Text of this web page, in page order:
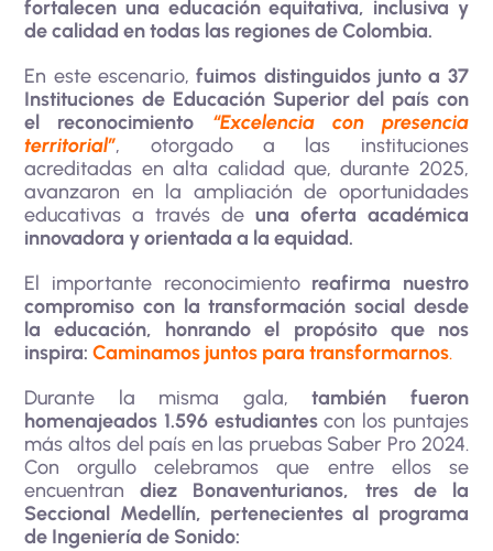
fortalecen una educación equitativa, inclusiva y
de calidad en todas las regiones de Colombia.
En este escenario,fuimos distinguidos junto a 37
Instituciones de Educación Superior del país con
el reconocimiento
“Excelencia con presencia
territorial”, otorgado a las instituciones
acreditadas en alta calidad que, durante 2025,
avanzaron en la ampliación de oportunidades
educativas a través de una oferta académica
innovadora y orientada a la equidad.
El importante reconocimientoreafirma nuestro
compromiso con la transformación social desde
la educación, honrando el propósito que nos
inspira:Caminamos juntos para transformarnos.
Durante la misma gala, también fueron
homenajeados 1.596 estudiantescon los puntajes
más altos del país en las pruebas Saber Pro 2024.
Con orgullo celebramos que entre ellos se
encuentrandiez Bonaventurianos, tres de la
Seccional Medellín, pertenecientes al programa
de Ingeniería de Sonido: